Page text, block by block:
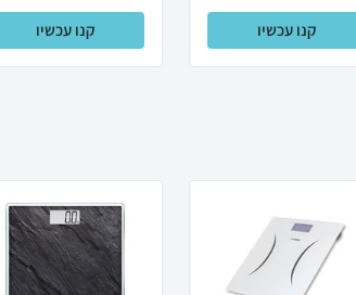
קנו עכשיו קנו עכשיו